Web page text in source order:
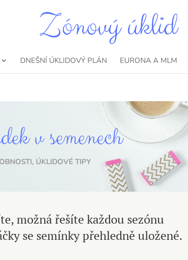
DNEŠNÍ ÚKLIDOVÝ PLÁN EURONA A MLM
v semenech
, ÚKLIDOVÉ TIPY
možná řešíte každou sezónu
se semínky přehledně uložené.